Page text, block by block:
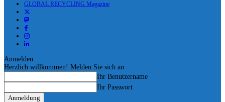
GLOBAL RECYCLING Magazine
Anmelden
Herzlich willkommen! Melden Sie sich an
Ihr Benutzername
Ihr Passwort